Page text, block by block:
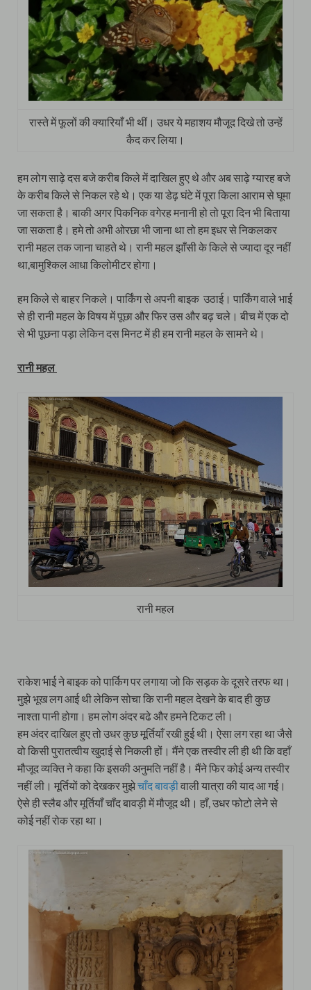
रास्ते में फूलों की क्यारियाँ भी थीं। उधर ये महाशय मौजूद दिखे तो उन्हें
कैद कर लिया।
हम लोग साढ़े दस बजे करीब किले में दाखिल हुए थे और अब साढ़े ग्यारह बजे
के करीब किले से निकल रहे थे। एक या डेढ़ घंटे में पूरा किला आराम से घूमा
जा सकता है। बाकी अगर पिकनिक वगेरह मनानी हो तो पूरा दिन भी बिताया
जा सकता है। हमे तो अभी ओरछा भी जाना था तो हम इधर से निकलकर
रानी महल तक जाना चाहते थे। रानी महल झाँसी के किले से ज्यादा दूर नहीं
था,बामुश्किल आधा किलोमीटर होगा।
हम किले से बाहर निकले। पार्किंग से अपनी बाइक उठाई। पार्किंग वाले भाई
से ही रानी महल के विषय में पूछा और फिर उस और बढ़ चले। बीच में एक दो
से भी पूछना पड़ा लेकिन दस मिनट में ही हम रानी महल के सामने थे।
रानी महल
रानी महल
राकेश भाई ने बाइक को पार्किग पर लगाया जो कि सड़क के दूसरे तरफ था।
मुझे भूख लग आई थी लेकिन सोचा कि रानी महल देखने के बाद ही कुछ
नाश्ता पानी होगा। हम लोग अंदर बढे और हमने टिकट ली।
हम अंदर दाखिल हुए तो उधर कुछ मूर्तियाँ रखी हुई थी। ऐसा लग रहा था जैसे
वो किसी पुरातत्वीय खुदाई से निकली हों। मैंने एक तस्वीर ली ही थी कि वहाँ
मौजूद व्यक्ति ने कहा कि इसकी अनुमति नहीं है। मैंने फिर कोई अन्य तस्वीर
नहीं ली। मूर्तियों को देखकर मुझेचाँद बावड़ीवाली यात्रा की याद आ गई।
ऐसे ही स्लैब और मूर्तियाँ चाँद बावड़ी में मौजूद थी। हाँ, उधर फोटो लेने से
कोई नहीं रोक रहा था।